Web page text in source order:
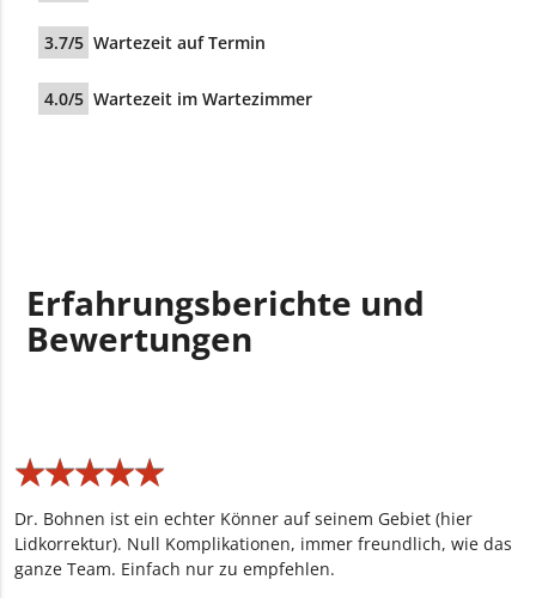
3.7/5 Wartezeit auf Termin
4.0/5 Wartezeit im Wartezimmer
Erfahrungsberichte und
Bewertungen
★★★★★
★★★★★
Dr. Bohnen ist ein echter Könner auf seinem Gebiet (hier
Lidkorrektur). Null Komplikationen, immer freundlich, wie das
ganze Team. Einfach nur zu empfehlen.